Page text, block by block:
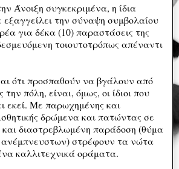
Άνοιξη συγκεκριμένα, η ίδια
εξαγγείλει την σύναψη συμβολαίου
για δέκα (10) παραστάσεις της
τοιουτοτρόπως απέναντι
ότι προσπαθούν να βγάλουν από
πόλη, είναι, όμως, οι ίδιοι που
εκεί. Με παρωχημένης και
δρώμενα και πατώντας σε
διαστρεβλωμένη παράδοση (θύμα
στρέφουν τα νώτα
καλλιτεχνικά οράματα.